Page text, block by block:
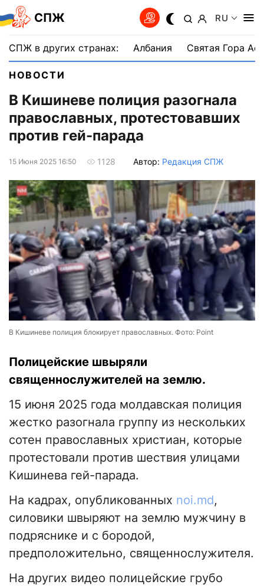
СПЖ RU
СПЖ в других странах: Албания Святая Гора
НОВОСТИ
В Кишиневе полиция разогнала
православных, протестовавших
против гей-парада
15 Июня 2025 16:50 1128 Автор: Редакция СПЖ
В Кишиневе полиция блокирует православных. Фото: Point
Полицейские швыряли
священнослужителей на землю.
15 июня 2025 года молдавская полиция
жестко разогнала группу из нескольких
сотен православных христиан, которые
протестовали против шествия улицами
Кишинева гей-парада.
На кадрах, опубликованных noi.md,
силовики швыряют на землю мужчину в
подряснике и с бородой,
предположительно, священнослужителя.
На других видео полицейские грубо